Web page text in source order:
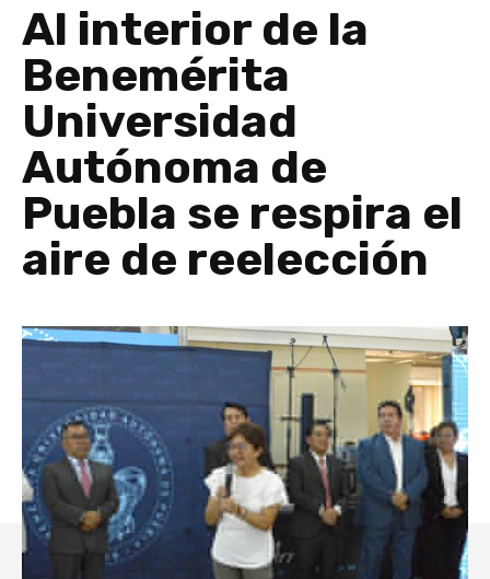
Al interior de la
Benemérita
Universidad
Autónoma de
Puebla se respira el
aire de reelección